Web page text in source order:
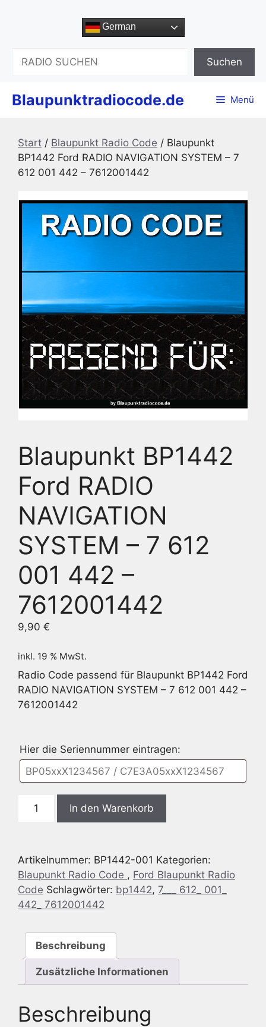
German
Suchen
Blaupunktradiocode.de Menü
Start / Blaupunkt Radio Code / Blaupunkt
BP1442 Ford RADIO NAVIGATION SYSTEM – 7
612 001 442 – 7612001442
Blaupunkt BP1442
Ford RADIO
NAVIGATION
SYSTEM – 7 612
001 442 –
7612001442
9,90 €
inkl. 19 % MwSt.
Radio Code passend für Blaupunkt BP1442 Ford
RADIO NAVIGATION SYSTEM – 7 612 001 442 –
7612001442
Hier die Seriennummer eintragen:
Blaupunkt
NAVIGATION
SYSTEM
-
7
001
In den Warenkorb
Artikelnummer: BP1442-001 Kategorien:
Blaupunkt Radio Code , Ford Blaupunkt Radio
Code Schlagwörter: bp1442, 7___ 612_ 001_
442_ 7612001442
Beschreibung
Zusätzliche Informationen
Beschreibung